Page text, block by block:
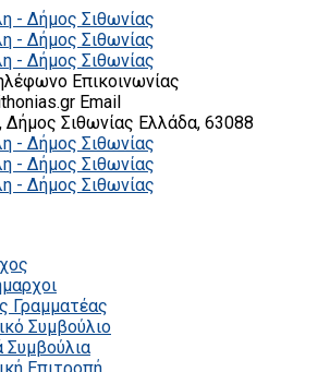
Επικοινωνίας
Email
Δήμος Σιθωνίας Ελλάδα, 63088
Γραμματέας
Συμβούλιο
Συμβούλια